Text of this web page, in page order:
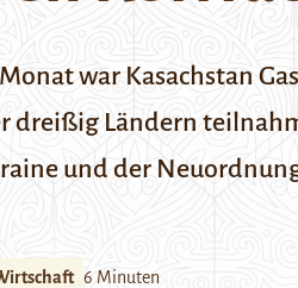
war Kasachstan
dreißig Ländern
und der
6 Minuten